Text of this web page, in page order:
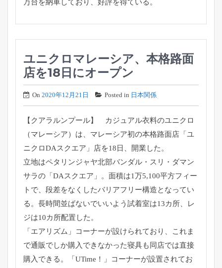
万台を納車しており、好評を得ている。
ユニクロマレーシア、本格路面
店を18日にオープン
On 2020年12月21日 Posted in 日本関係
【クアラルンプール】 カジュアル衣料のユニクロ
（マレーシア）は、 マレーシア初の本格路面店「ユ
ニクロDAスクエア」店を18日、
開業した。
立地はペタリンジャヤ北部バンダル・スリ・ダマン
サラの「 DAスクエア」。面積は1万5,100平方フィー
トで、 段差をなくしたバリアフリー構造となってい
る。 長時間並ばないでいいよう試着室は13カ所、
レ
ジは10カ所配置した。
「エアリズム」コーナーが設けられており、
これま
で通販でしか購入できなかった寝具も同店では直接
購入でき る。「UTime！」コーナーが設置されてお